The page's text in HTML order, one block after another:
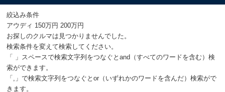
絞込み条件
アウディ 150万円 200万円
お探しのクルマは見つかりませんでした。
検索条件を変えて検索してください。
「 」スペースで検索文字列をつなぐとand（すべてのワードを含む）検
索ができます。
「,」で検索文字列をつなぐとor（いずれかのワードを含んだ）検索がで
きます。